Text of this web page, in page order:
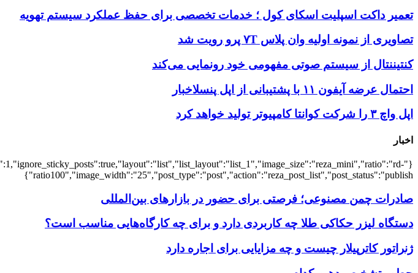
تعمیر داکت اسپلیت اسکای کول ؛ خدمات تخصصی برای حفظ عملکرد سیستم تهویه
تصاویری از نمونه اولیه وان پلاس ۷T پرو رویت شد
کنتیننتال از سیستم صوتی مفهومی خود رونمایی می‌کند
احتمال عرضه آیفون ۱۱ با پشتیبانی از اپل پنسلاخبار
اپل واچ ۳ را شرکت کوانتا کامپیوتر تولید خواهد کرد
اخبار
ratio100","image_width":"25","post_type":"post","action":"reza_post_list","post_status":"publish"}
صادرات چمن مصنوعی؛ فرصتی برای حضور در بازارهای بین‌المللی
دستگاه لیزر حکاکی طلا چه کاربردی دارد و برای چه کارگاه‌هایی مناسب است؟
ژنراتور کاترپیلار چیست و چه مزایایی برای اجاره دارد